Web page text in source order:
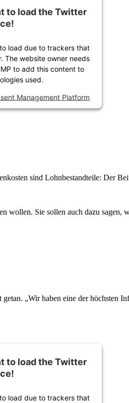
to load the Twitter
load due to trackers that
The website owner needs
to add this content to
used.
Management Platform
sind Lohnbestandteile: Der
wollen. Sie sollen auch dazu
„Wir haben eine der höchsten
to load the Twitter
load due to trackers that